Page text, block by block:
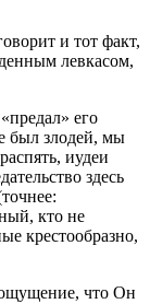
и тот факт,
левкасом,
его
был злодей, мы
иудеи
здесь
кто не
крестообразно,
что Он